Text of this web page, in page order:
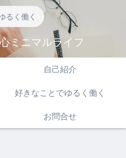
るく働く
ミニマルライフ
自己紹介
好きなことでゆるく働く
お問合せ